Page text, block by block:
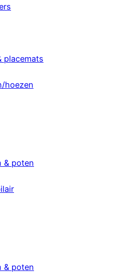
placemats
hoezen
& poten
& poten